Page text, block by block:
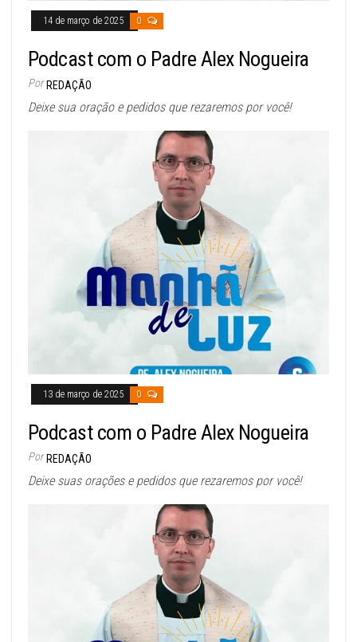
14 de março de 2025 0
Podcast com o Padre Alex Nogueira
Por REDAÇÃO
Deixe sua oração e pedidos que rezaremos por você!
13 de março de 2025 0
Podcast com o Padre Alex Nogueira
Por REDAÇÃO
Deixe suas orações e pedidos que rezaremos por você!